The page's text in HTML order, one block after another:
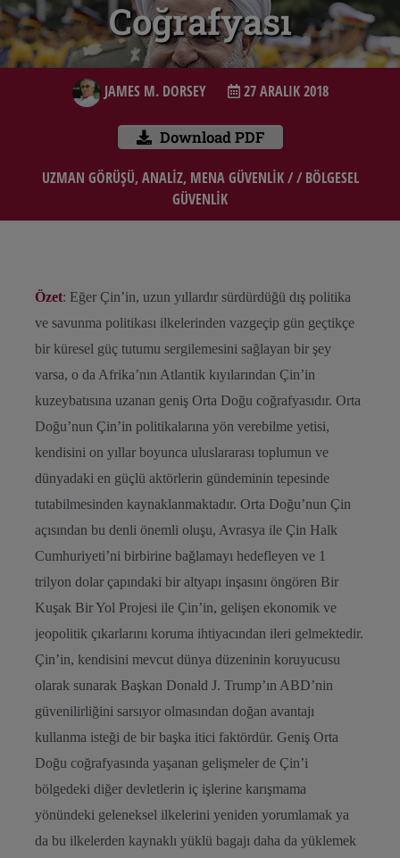
Coğrafyası
JAMES M. DORSEY 27 ARALIK 2018
Download PDF
UZMAN GÖRÜŞÜ,ANALIZ, MENA GÜVENLİK/ /BÖLGESEL
GÜVENLİK
Özet: Eğer Çin’in, uzun yıllardır sürdürdüğü dış politika
ve savunma politikası ilkelerinden vazgeçip gün geçtikçe
bir küresel güç tutumu sergilemesini sağlayan bir şey
varsa, o da Afrika’nın Atlantik kıyılarından Çin’in
kuzeybatısına uzanan geniş Orta Doğu coğrafyasıdır. Orta
Doğu’nun Çin’in politikalarına yön verebilme yetisi,
kendisini on yıllar boyunca uluslararası toplumun ve
dünyadaki en güçlü aktörlerin gündeminin tepesinde
tutabilmesinden kaynaklanmaktadır. Orta Doğu’nun Çin
açısından bu denli önemli oluşu, Avrasya ile Çin Halk
Cumhuriyeti’ni birbirine bağlamayı hedefleyen ve 1
trilyon dolar çapındaki bir altyapı inşasını öngören Bir
Kuşak Bir Yol Projesi ile Çin’in, gelişen ekonomik ve
jeopolitik çıkarlarını koruma ihtiyacından ileri gelmektedir.
Çin’in, kendisini mevcut dünya düzeninin koruyucusu
olarak sunarak Başkan Donald J. Trump’ın ABD’nin
güvenilirliğini sarsıyor olmasından doğan avantajı
kullanma isteği de bir başka itici faktördür. Geniş Orta
Doğu coğrafyasında yaşanan gelişmeler de Çin’i
bölgedeki diğer devletlerin iç işlerine karışmama
yönündeki geleneksel ilkelerini yeniden yorumlamak ya
da bu ilkelerden kaynaklı yüklü bagajı daha da yüklemek